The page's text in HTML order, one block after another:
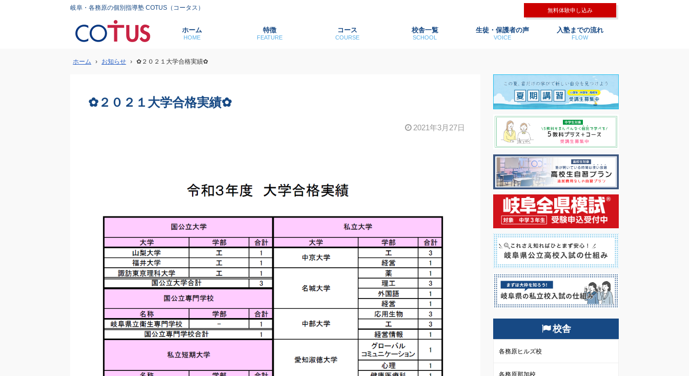
岐阜・各務原の個別指導塾 COTUS（コータス） 無料体験申し込み
ホーム
HOME
特徴
FEATURE
コース
COURSE
校舎一覧
SCHOOL
生徒・保護者の声
VOICE
入塾までの流れ
FLOW
ホーム › お知らせ › ✿２０２１大学合格実績✿
✿２０２１大学合格実績✿
2021年3月27日
校舎
各務原ヒルズ校
各務原那加校